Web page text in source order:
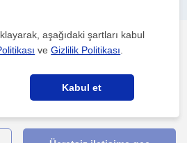
verilir.Fen lisesi öğretmeninden
Sehri
aşağıdaki şartları kabul
veGizlilik Politikası
Kabul et